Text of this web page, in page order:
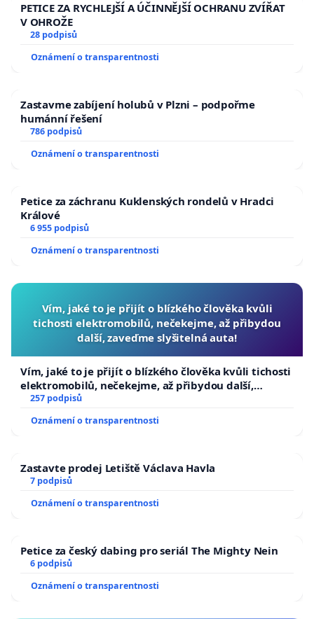
PETICE ZA RYCHLEJŠÍ A ÚČINNĚJŠÍ OCHRANU ZVÍŘAT
V OHROŽE
28 podpisů
Oznámení o transparentnosti
Zastavme zabíjení holubů v Plzni – podpořme
humánní řešení
786 podpisů
Oznámení o transparentnosti
Petice za záchranu Kuklenských rondelů v Hradci
Králové
6 955 podpisů
Oznámení o transparentnosti
Vím, jaké to je přijít o blízkého člověka kvůli
tichosti elektromobilů, nečekejme, až přibydou
další, zaveďme slyšitelná auta!
Vím, jaké to je přijít o blízkého člověka kvůli tichosti
elektromobilů, nečekejme, až přibydou další,
zaveďme slyšitelná auta!
257 podpisů
Oznámení o transparentnosti
Zastavte prodej Letiště Václava Havla
7 podpisů
Oznámení o transparentnosti
Petice za český dabing pro seriál The Mighty Nein
6 podpisů
Oznámení o transparentnosti